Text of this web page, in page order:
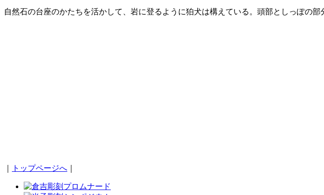
自然石の台座のかたちを活かして、岩に登るように狛犬は構えている。頭部としっぽの
トップページへ